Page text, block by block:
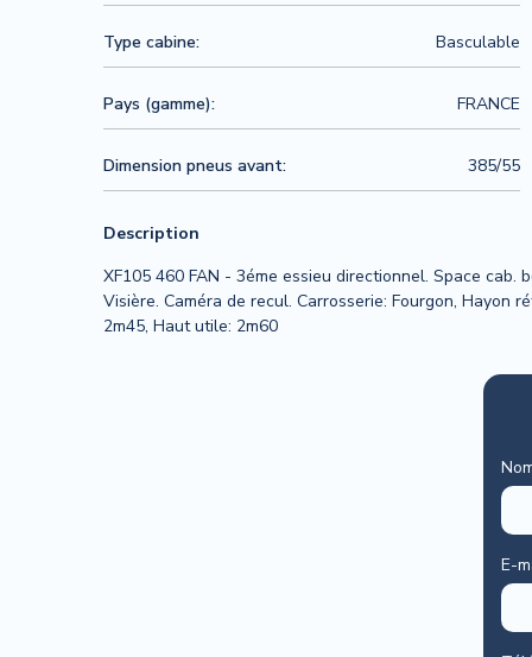
Type cabine: Basculable
Pays (gamme): FRANCE
Dimension pneus avant: 385/55
Description
XF105 460 FAN - 3éme essieu directionnel. Space
Visière. Caméra de recul. Carrosserie: Fourgon,
2m45, Haut utile: 2m60
E-